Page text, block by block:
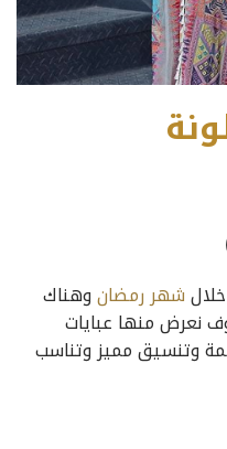
شهر رمضانوهناك
نعرض منها عبايات
وتنسيق مميز وتناسب